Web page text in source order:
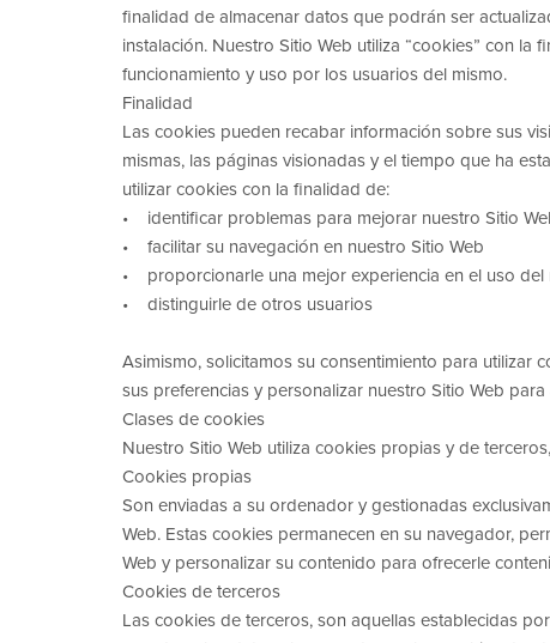
finalidad de almacenar datos que podrán ser
instalación. Nuestro Sitio Web utiliza “cookies” con
funcionamiento y uso por los usuarios del mismo.
Finalidad
Las cookies pueden recabar información sobre sus
mismas, las páginas visionadas y el tiempo que ha
utilizar cookies con la finalidad de:
• identificar problemas para mejorar nuestro Sitio
• facilitar su navegación en nuestro Sitio Web
• proporcionarle una mejor experiencia en el uso del
• distinguirle de otros usuarios
Asimismo, solicitamos su consentimiento para utilizar
sus preferencias y personalizar nuestro Sitio Web
Clases de cookies
Nuestro Sitio Web utiliza cookies propias y de
Cookies propias
Son enviadas a su ordenador y gestionadas
Web. Estas cookies permanecen en su navegador,
Web y personalizar su contenido para ofrecerle
Cookies de terceros
Las cookies de terceros, son aquellas establecidas